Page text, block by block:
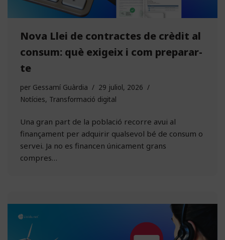
Nova Llei de contractes de crèdit al
consum: què exigeix i com preparar-
te
per Gessamí Guàrdia
29 juliol, 2026
Notícies, Transformació digital
Una gran part de la població recorre avui al
finançament per adquirir qualsevol bé de consum o
servei. Ja no es financen únicament grans
compres…